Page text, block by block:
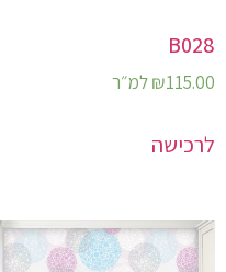
B028
₪115.00 למ״ר
לרכישה